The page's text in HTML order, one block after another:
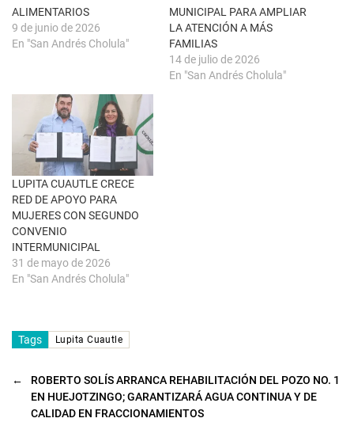
u
v
a
)
r
e
e
n
u
e
a
n
a
n
u
e
v
a
)
ALIMENTARIOS
9 de junio de 2026
En "San Andrés Cholula"
MUNICIPAL PARA AMPLIAR
LA ATENCIÓN A MÁS
FAMILIAS
14 de julio de 2026
En "San Andrés Cholula"
LUPITA CUAUTLE CRECE
RED DE APOYO PARA
MUJERES CON SEGUNDO
CONVENIO
INTERMUNICIPAL
31 de mayo de 2026
En "San Andrés Cholula"
Tags Lupita Cuautle
←
ROBERTO SOLÍS ARRANCA REHABILITACIÓN DEL POZO NO. 1
EN HUEJOTZINGO; GARANTIZARÁ AGUA CONTINUA Y DE
CALIDAD EN FRACCIONAMIENTOS